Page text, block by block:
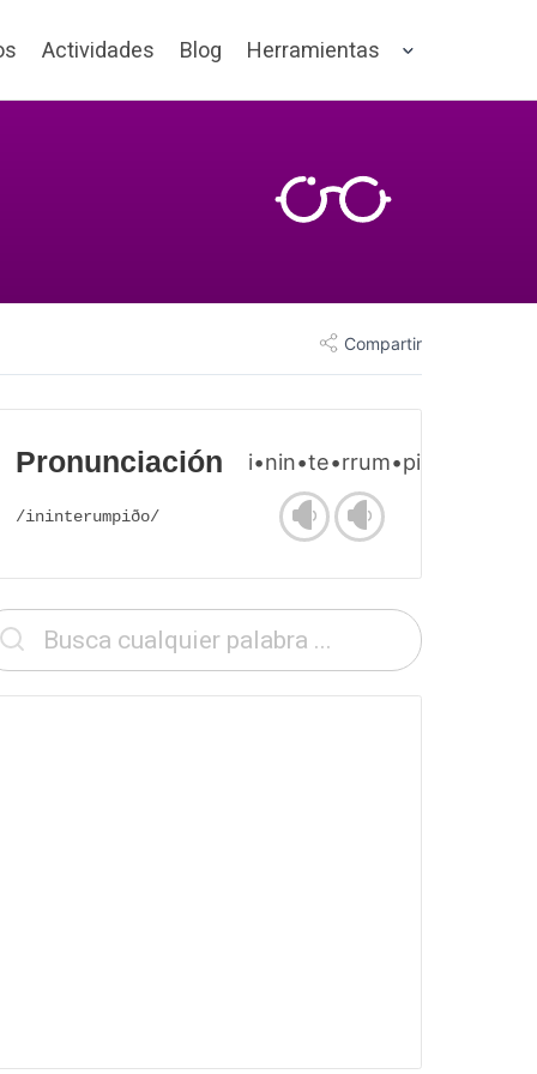
Actividades Blog Herramientas
Compartir
Pronunciación i•nin•te•rrum•pi•do
/ininterumpiðo/